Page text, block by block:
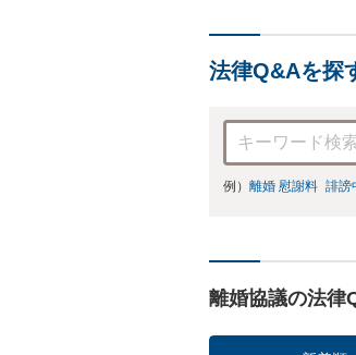
法律Q&Aを探
例） 離婚 慰謝料 誹謗
離婚協議の法律